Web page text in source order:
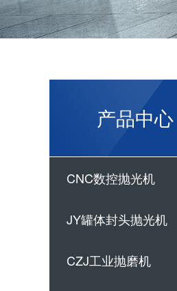
产品中心
CNC数控抛光机
JY罐体封头抛光机
CZJ工业抛磨机